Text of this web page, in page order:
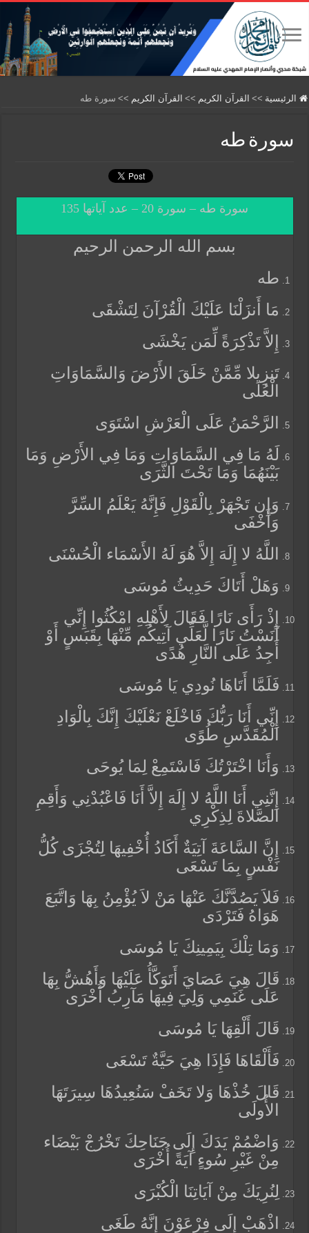
الرئيسية >> القرآن الكريم >> القرآن الكريم >> سورة طه
سورة طه
سورة طه – سورة 20 – عدد آياتها 135
بسم الله الرحمن الرحيم
طه
مَا أَنزَلْنَا عَلَيْكَ الْقُرْآنَ لِتَشْقَى
إِلاَّ تَذْكِرَةً لِّمَن يَخْشَى
تَنزِيلا مِّمَّنْ خَلَقَ الأَرْضَ وَالسَّمَاوَاتِ
الْعُلَى
الرَّحْمَنُ عَلَى الْعَرْشِ اسْتَوَى
لَهُ مَا فِي السَّمَاوَاتِ وَمَا فِي الأَرْضِ وَمَا
بَيْنَهُمَا وَمَا تَحْتَ الثَّرَى
وَإِن تَجْهَرْ بِالْقَوْلِ فَإِنَّهُ يَعْلَمُ السِّرَّ
وَأَخْفَى
اللَّهُ لا إِلَهَ إِلاَّ هُوَ لَهُ الأَسْمَاء الْحُسْنَى
وَهَلْ أَتَاكَ حَدِيثُ مُوسَى
إِذْ رَأَى نَارًا فَقَالَ لِأَهْلِهِ امْكُثُوا إِنِّي
آنَسْتُ نَارًا لَّعَلِّي آتِيكُم مِّنْهَا بِقَبَسٍ أَوْ
أَجِدُ عَلَى النَّارِ هُدًى
فَلَمَّا أَتَاهَا نُودِي يَا مُوسَى
إِنِّي أَنَا رَبُّكَ فَاخْلَعْ نَعْلَيْكَ إِنَّكَ بِالْوَادِ
الْمُقَدَّسِ طُوًى
وَأَنَا اخْتَرْتُكَ فَاسْتَمِعْ لِمَا يُوحَى
إِنَّنِي أَنَا اللَّهُ لا إِلَهَ إِلاَّ أَنَا فَاعْبُدْنِي وَأَقِمِ
الصَّلاةَ لِذِكْرِي
إِنَّ السَّاعَةَ آتِيَةٌ أَكَادُ أُخْفِيهَا لِتُجْزَى كُلُّ
نَفْسٍ بِمَا تَسْعَى
فَلاَ يَصُدَّنَّكَ عَنْهَا مَنْ لاَ يُؤْمِنُ بِهَا وَاتَّبَعَ
هَوَاهُ فَتَرْدَى
وَمَا تِلْكَ بِيَمِينِكَ يَا مُوسَى
قَالَ هِيَ عَصَايَ أَتَوَكَّأُ عَلَيْهَا وَأَهُشُّ بِهَا
عَلَى غَنَمِي وَلِيَ فِيهَا مَآرِبُ أُخْرَى
قَالَ أَلْقِهَا يَا مُوسَى
فَأَلْقَاهَا فَإِذَا هِيَ حَيَّةٌ تَسْعَى
قَالَ خُذْهَا وَلا تَخَفْ سَنُعِيدُهَا سِيرَتَهَا
الأُولَى
وَاضْمُمْ يَدَكَ إِلَى جَنَاحِكَ تَخْرُجْ بَيْضَاء
مِنْ غَيْرِ سُوءٍ آيَةً أُخْرَى
لِنُرِيَكَ مِنْ آيَاتِنَا الْكُبْرَى
اذْهَبْ إِلَى فِرْعَوْنَ إِنَّهُ طَغَى